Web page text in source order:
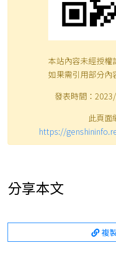
本站內容未經授權
如果需引用部分內
發表時間：
此頁面
https://
分享本文
複